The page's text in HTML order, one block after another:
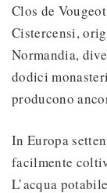
Clos de
Cistercensi,
Normandia,
dodici
producono
In Europa
facilmente
L’acqua